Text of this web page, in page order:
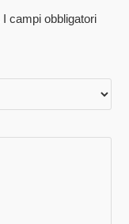
I campi obbligatori